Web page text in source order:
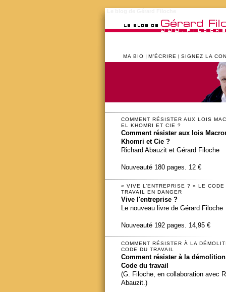
MA BIO M’ÉCRIRE SIGNEZ LA
COMMENT RÉSISTER AUX LOIS
EL KHOMRI ET CIE ?
Comment résister aux lois
Khomri et Cie ?
Richard Abauzit et Gérard Filoche
Nouveauté 180 pages. 12 €
« VIVE L’ENTREPRISE ? » LE CODE
TRAVAIL EN DANGER
Vive l'entreprise ?
Le nouveau livre de Gérard Filoche
Nouveauté 192 pages. 14,95 €
COMMENT RÉSISTER À LA
CODE DU TRAVAIL
Comment résister à la
Code du travail
(G. Filoche, en collaboration avec
Abauzit.)